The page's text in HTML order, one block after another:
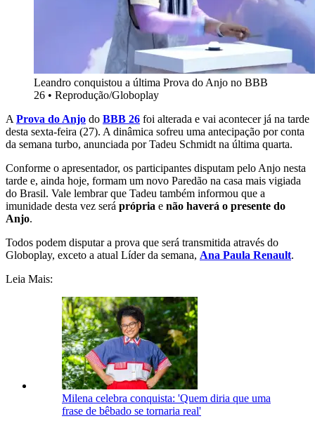
Leandro conquistou a última Prova do Anjo no BBB
26 • Reprodução/Globoplay
A Prova do Anjo do BBB 26 foi alterada e vai acontecer já na tarde
desta sexta-feira (27). A dinâmica sofreu uma antecipação por conta
da semana turbo, anunciada por Tadeu Schmidt na última quarta.
Conforme o apresentador, os participantes disputam pelo Anjo nesta
tarde e, ainda hoje, formam um novo Paredão na casa mais vigiada
do Brasil. Vale lembrar que Tadeu também informou que a
imunidade desta vez será própria e não haverá o presente do
Anjo.
Todos podem disputar a prova que será transmitida através do
Globoplay, exceto a atual Líder da semana, Ana Paula Renault.
Leia Mais:
Milena celebra conquista: 'Quem diria que uma
frase de bêbado se tornaria real'